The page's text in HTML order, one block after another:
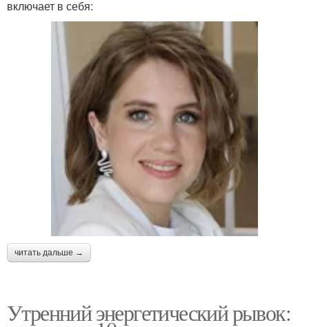
включает в себя:
читать дальше →
Утренний энергетический рывок: